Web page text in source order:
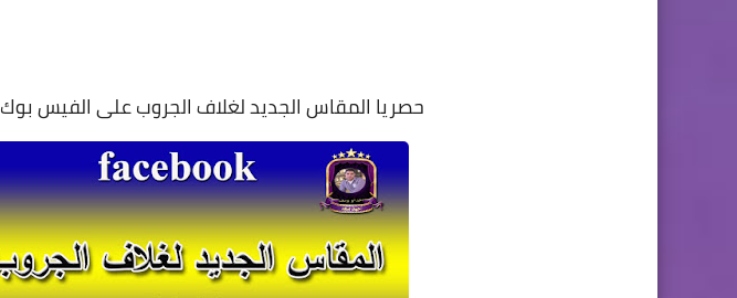
حصريا المقاس الجديد لغلاف الجروب على الفيس بوك 2018